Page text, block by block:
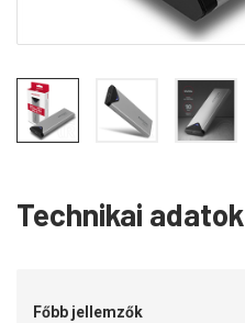
Technikai adatok
Főbb jellemzők